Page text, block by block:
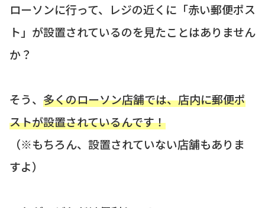
ローソンに行って、レジの近くに「赤い郵便ポス
ト」が設置されているのを見たことはありません
か？
そう、 多くのローソン店舗では、店内に郵便ポ
ストが設置されているんです！
（※もちろん、設置されていない店舗もありま
すよ）